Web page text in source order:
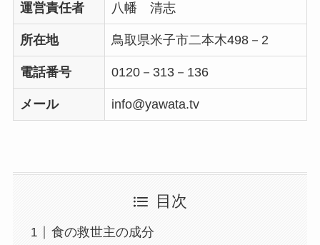
運営責任者 八幡 清志
所在地 鳥取県米子市二本木498－2
電話番号 0120－313－136
メール info@yawata.tv
目次
食の救世主の成分